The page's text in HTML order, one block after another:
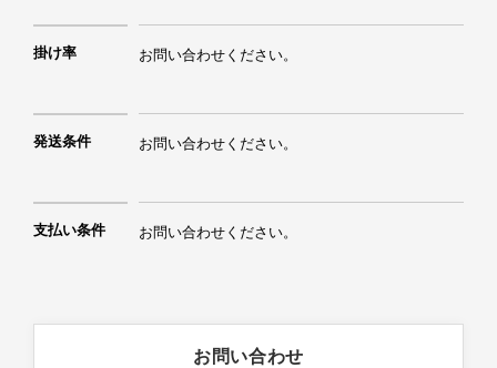
掛け率 お問い合わせください。
発送条件 お問い合わせください。
支払い条件 お問い合わせください。
お問い合わせ